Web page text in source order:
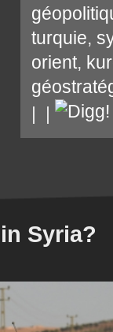
turquie,
orient,
|
|
Syria?